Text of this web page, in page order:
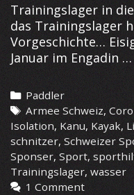
Trainingslager in
das Trainingslager
Vorgeschichte…
Januar im Engadin …
Categories
Paddler
Tags
Armee Schweiz,
Isolation, Kanu, Kayak,
schnitzer, Schweizer
Sponser, Sport,
Trainingslager, wasser
1 Comment